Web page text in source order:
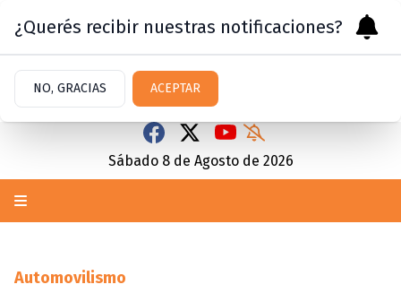
Sábado 8 de Agosto de 2026
Automovilismo
¿Querés recibir nuestras notificaciones?
NO, GRACIAS ACEPTAR